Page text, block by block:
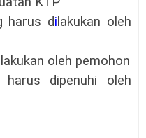
harus di lakukan oleh
oleh pemohon
dipenuhi oleh